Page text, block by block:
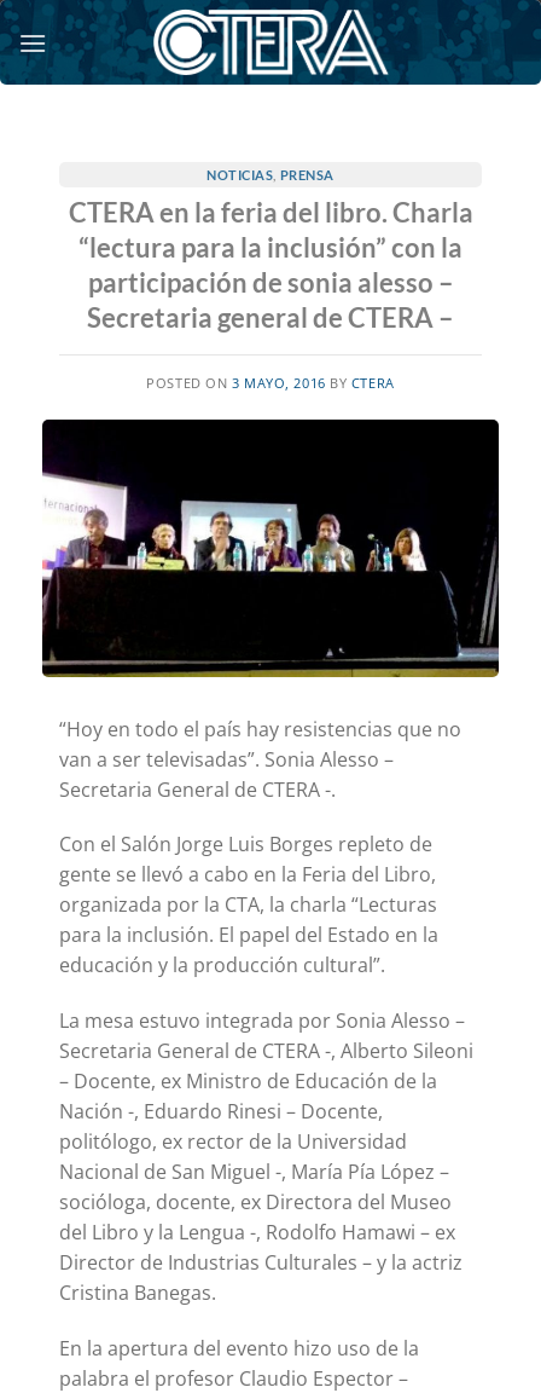
Saltar
al
contenido
NOTICIAS PRENSA
CTERA en la feria del libro. Charla
“lectura para la inclusión” con la
participación de sonia alesso –
Secretaria general de CTERA –
POSTED ON 3 MAYO, 2016 BY CTERA
“Hoy en todo el país hay resistencias que no
van a ser televisadas”. Sonia Alesso –
Secretaria General de CTERA -.
Con el Salón Jorge Luis Borges repleto de
gente se llevó a cabo en la Feria del Libro,
organizada por la CTA, la charla “Lecturas
para la inclusión. El papel del Estado en la
educación y la producción cultural”.
La mesa estuvo integrada por Sonia Alesso –
Secretaria General de CTERA -, Alberto Sileoni
– Docente, ex Ministro de Educación de la
Nación -, Eduardo Rinesi – Docente,
politólogo, ex rector de la Universidad
Nacional de San Miguel -, María Pía López –
socióloga, docente, ex Directora del Museo
del Libro y la Lengua -, Rodolfo Hamawi – ex
Director de Industrias Culturales – y la actriz
Cristina Banegas.
En la apertura del evento hizo uso de la
palabra el profesor Claudio Espector –